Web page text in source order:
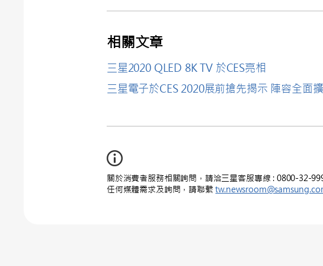
相關文章
三星2020 QLED 8K TV 於CES亮相
三星電子於CES 2020展前搶先揭示 陣容全
關於消費者服務相關詢問，請洽三星客服專線 : 0800-32-
任何媒體需求及詢問，請聯繫